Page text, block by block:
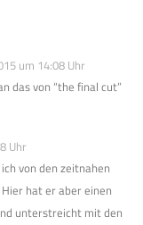
um 14:08 Uhr
das von “the final cut”
Uhr
von den zeitnahen
hat er aber einen
unterstreicht mit den